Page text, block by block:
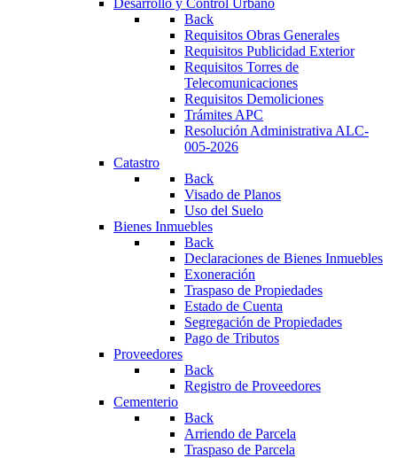
Desarrollo y Control Urbano
Back
Requisitos Obras Generales
Requisitos Publicidad Exterior
Requisitos Torres de
Telecomunicaciones
Requisitos Demoliciones
Trámites APC
Resolución Administrativa ALC-
005-2026
Catastro
Back
Visado de Planos
Uso del Suelo
Bienes Inmuebles
Back
Declaraciones de Bienes Inmuebles
Exoneración
Traspaso de Propiedades
Estado de Cuenta
Segregación de Propiedades
Pago de Tributos
Proveedores
Back
Registro de Proveedores
Cementerio
Back
Arriendo de Parcela
Traspaso de Parcela